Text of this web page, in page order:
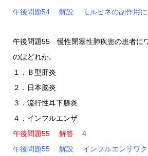
午後問題54 解説 モルヒネの副作用に
午後問題55 慢性閉塞性肺疾患の患者に
のはどれか。
１．Ｂ型肝炎
２．日本脳炎
３．流行性耳下腺炎
４．インフルエンザ
午後問題55 解答 ４
午後問題55 解説 インフルエンザワク